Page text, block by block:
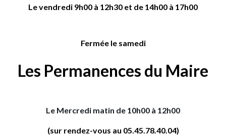
Le vendredi 9h00 à 12h30 et de 14h00 à 17h00
Fermée le samedi
Les Permanences du Maire
Le Mercredi matin de 10h00 à 12h00
(sur rendez-vous au 05.45.78.40.04)